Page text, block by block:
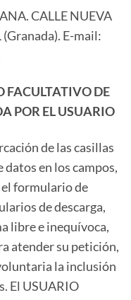
CALLE NUEVA
E-mail:
FACULTATIVO DE
POR EL USUARIO
de las casillas
en los campos,
el formulario de
de descarga,
libre e inequívoca,
atender su petición,
la inclusión
El USUARIO